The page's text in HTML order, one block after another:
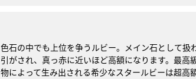
色石の中でも上位を争うルビー。メイン石として扱
引がされ、真っ赤に近いほど高額になります。最
物によって生み出される希少なスタールビーは超高